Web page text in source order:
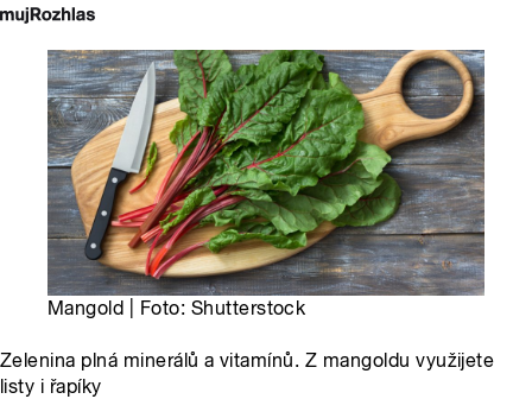
Mangold | Foto: Shutterstock
Zelenina plná minerálů a vitamínů. Z mangoldu využijete
listy i řapíky